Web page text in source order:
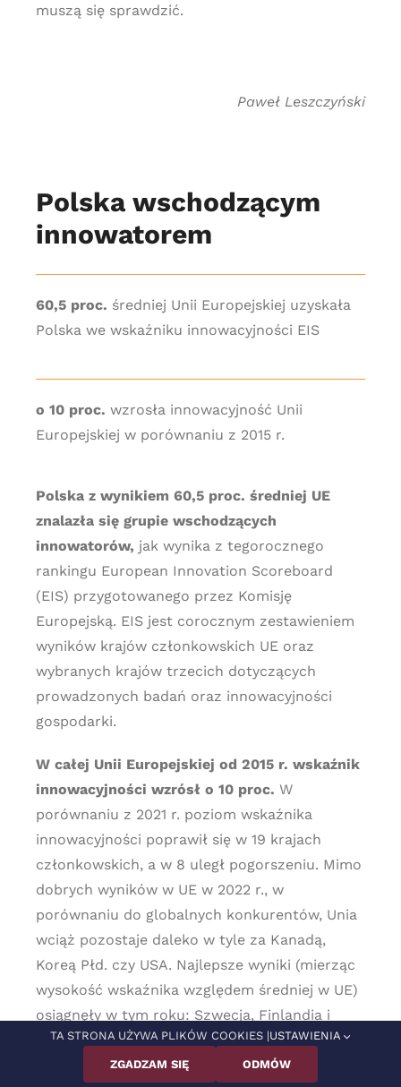
muszą się sprawdzić.
Paweł Leszczyński
Polska wschodzącym
innowatorem
60,5 proc. średniej Unii Europejskiej uzyskała
Polska we wskaźniku innowacyjności EIS
o 10 proc. wzrosła innowacyjność Unii
Europejskiej w porównaniu z 2015 r.
Polska z wynikiem 60,5 proc. średniej UE
znalazła się grupie wschodzących
innowatorów, jak wynika z tegorocznego
rankingu European Innovation Scoreboard
(EIS) przygotowanego przez Komisję
Europejską. EIS jest corocznym zestawieniem
wyników krajów członkowskich UE oraz
wybranych krajów trzecich dotyczących
prowadzonych badań oraz innowacyjności
gospodarki.
W całej Unii Europejskiej od 2015 r. wskaźnik
innowacyjności wzrósł o 10 proc. W
porównaniu z 2021 r. poziom wskaźnika
innowacyjności poprawił się w 19 krajach
członkowskich, a w 8 uległ pogorszeniu. Mimo
dobrych wyników w UE w 2022 r., w
porównaniu do globalnych konkurentów, Unia
wciąż pozostaje daleko w tyle za Kanadą,
Koreą Płd. czy USA. Najlepsze wyniki (mierząc
wysokość wskaźnika względem średniej w UE)
osiągnęły w tym roku: Szwecja, Finlandia i
Dania, a najgorsze Rumunia, Bułgaria i Litwa.
Polska lokalizuje się w grupie wschodzących
TA STRONA UŻYWA PLIKÓW COOKIES |USTAWIENIA
ZGADZAM SIĘ ODMÓW